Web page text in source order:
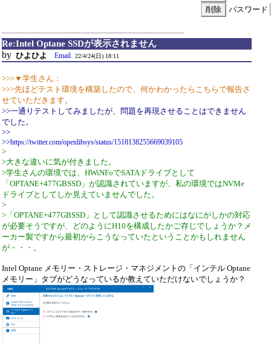
パスワード
Re:Intel Optane SSDが表示されません
by ひよひよ Email 22/4/24(日) 18:11
>>>▼学生さん：
>>>先ほどテスト環境を構築したので、何かわかったらこちらで報告さ
せていただきます。
>>一通りテストしてみましたが、問題を再現させることはできません
でした。
>>
>>https://twitter.com/openlibsys/status/1518138255669039105
>
>大きな違いに気が付きました。
>学生さんの環境では、HWiNFoでSATAドライブとして
「OPTANE+477GBSSD」が認識されていますが、私の環境ではNVMe
ドライブとしてしか見えていませんでした。
>
>「OPTANE+477GBSSD」として認識させるためにはなにがしかの対応
が必要そうですが、どのようにH10を構成したかご存じでしょうか？メ
ーカー製ですから最初からこうなっていたということかもしれません
が・・・。
Intel Optane メモリー・ストレージ・マネジメントの「インテル Optane
メモリー」タブがどうなっているか教えていただけないでしょうか？